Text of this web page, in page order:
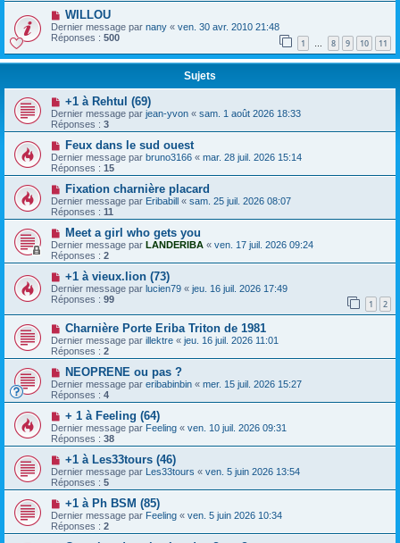
WILLOU
Dernier message par nany « ven. 30 avr. 2010 21:48
Réponses : 500 1 … 8 9 10 11
Sujets
+1 à Rehtul (69)
Dernier message par jean-yvon « sam. 1 août 2026 18:33
Réponses : 3
Feux dans le sud ouest
Dernier message par bruno3166 « mar. 28 juil. 2026 15:14
Réponses : 15
Fixation charnière placard
Dernier message par Eribabill « sam. 25 juil. 2026 08:07
Réponses : 11
Meet a girl who gets you
Dernier message par LANDERIBA « ven. 17 juil. 2026 09:24
Réponses : 2
+1 à vieux.lion (73)
Dernier message par lucien79 « jeu. 16 juil. 2026 17:49
Réponses : 99 1 2
Charnière Porte Eriba Triton de 1981
Dernier message par illektre « jeu. 16 juil. 2026 11:01
Réponses : 2
NEOPRENE ou pas ?
Dernier message par eribabinbin « mer. 15 juil. 2026 15:27
Réponses : 4
+ 1 à Feeling (64)
Dernier message par Feeling « ven. 10 juil. 2026 09:31
Réponses : 38
+1 à Les33tours (46)
Dernier message par Les33tours « ven. 5 juin 2026 13:54
Réponses : 5
+1 à Ph BSM (85)
Dernier message par Feeling « ven. 5 juin 2026 10:34
Réponses : 2